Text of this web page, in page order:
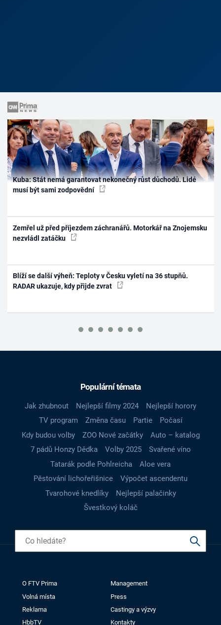
Kuba: Stát nemá garantovat nekonečný růst důchodů. Lidé
musí být sami zodpovědní
Zemřel už před příjezdem záchranářů. Motorkář na Znojemsku
nezvládl zatáčku
Blíží se další výheň: Teploty v Česku vyletí na 36 stupňů.
RADAR ukazuje, kdy přijde zvrat
Populární témata
Jak zhubnout Nejlepší filmy 2024
Nejlepší horory
TV program
Změna času Partie
Počasí
Kdy budou volby
ZOO Nové začátky
Auto – katalog
7 pádů Honzy Dědka
Volby 2025
Svařené víno
Tatarák podle Pohlreicha
Aloe vera
Pěstování lichořeřišnice
Výpočet ascendentu
Tvarohové knedlíky
Nejlepší palačinky
Švestkový koláč
O FTV Prima
Management
Volná místa
Press
Reklama
Castingy a výzvy
HbbTV
Kontakty